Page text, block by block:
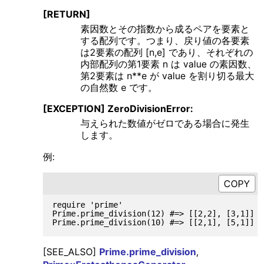
[RETURN]
素因数とその指数から成るペアを要素と
する配列です。つまり、戻り値の各要素
は2要素の配列 [n,e] であり、それぞれの
内部配列の第1要素 n は value の素因数、
第2要素は n**e が value を割り切る最大
の自然数 e です。
[EXCEPTION] ZeroDivisionError:
与えられた数値がゼロである場合に発生
します。
例:
require 'prime'
Prime.prime_division(12) #=> [[2,2], [3,1]]
[SEE_ALSO] Prime.prime_division,